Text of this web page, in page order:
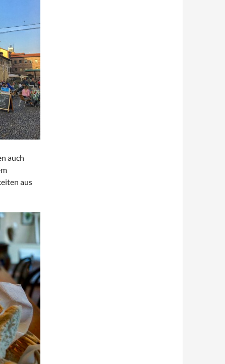
auch
aus